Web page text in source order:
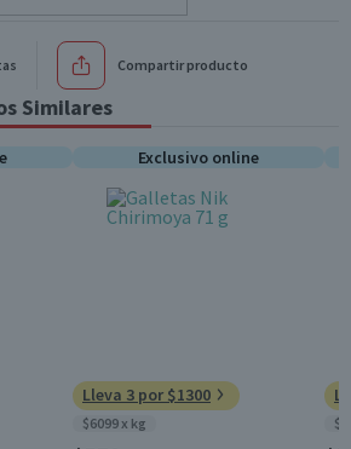
Compartir producto
Similares
Exclusivo online
Lleva 3 por $1300
$6099 x kg